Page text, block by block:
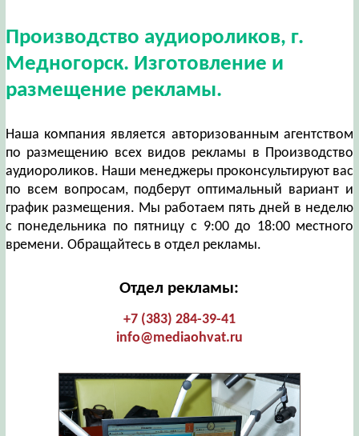
Производство аудиороликов, г.
Медногорск. Изготовление и
размещение рекламы.
Наша компания является авторизованным агентством
по размещению всех видов рекламы в Производство
аудиороликов. Наши менеджеры проконсультируют вас
по всем вопросам, подберут оптимальный вариант и
график размещения. Мы работаем пять дней в неделю
с понедельника по пятницу с 9:00 до 18:00 местного
времени. Обращайтесь в отдел рекламы.
Отдел рекламы:
+7 (383) 284-39-41
info@mediaohvat.ru